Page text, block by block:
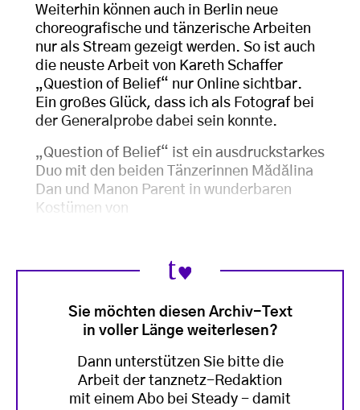
Weiterhin können auch in Berlin neue
choreografische und tänzerische Arbeiten
nur als Stream gezeigt werden. So ist auch
die neuste Arbeit von Kareth Schaffer
„Question of Belief“ nur Online sichtbar.
Ein großes Glück, dass ich als Fotograf bei
der Generalprobe dabei sein konnte.
„Question of Belief“ ist ein ausdruckstarkes
Duo mit den beiden Tänzerinnen Mădălina
Dan und Manon Parent in wunderbaren
Kostümen von
Sie möchten diesen Archiv-Text
in voller Länge weiterlesen?
Dann unterstützen Sie bitte die
Arbeit der tanznetz-Redaktion
mit einem Abo bei Steady - damit